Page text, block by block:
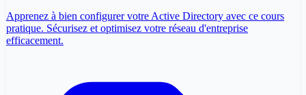
Apprenez à bien configurer votre Active Directory avec ce cours
pratique. Sécurisez et optimisez votre réseau d'entreprise
efficacement.